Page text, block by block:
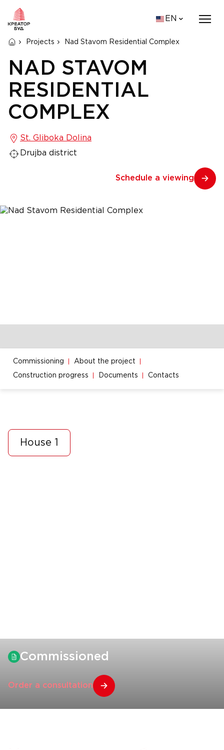
EN
Projects Nad Stavom Residential Complex
NAD STAVOM
RESIDENTIAL
COMPLEX
St. Gliboka Dolina
Drujba district
Schedule a viewing
Commissioning About the project
Construction progress Documents Contacts
House 1
Commissioned
Order a consultation